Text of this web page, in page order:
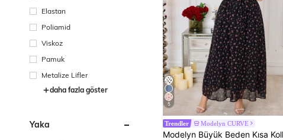
Elastan
Poliamid
Viskoz
Pamuk
Metalize Lifler
daha fazla göster
Yaka
5
Trendler Modelyn CURVE